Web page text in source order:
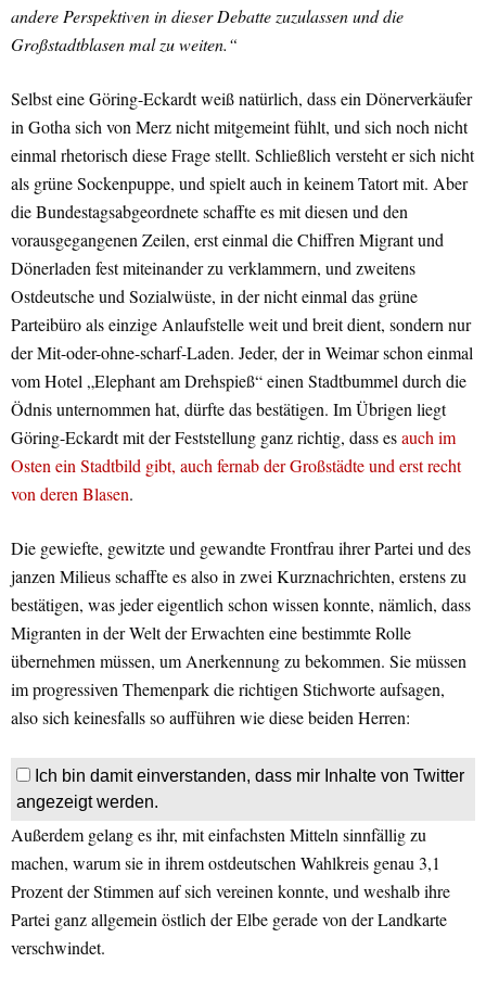
andere Perspektiven in dieser Debatte zuzulassen und die
Großstadtblasen mal zu weiten.“
Selbst eine Göring-Eckardt weiß natürlich, dass ein Dönerverkäufer
in Gotha sich von Merz nicht mitgemeint fühlt, und sich noch nicht
einmal rhetorisch diese Frage stellt. Schließlich versteht er sich nicht
als grüne Sockenpuppe, und spielt auch in keinem Tatort mit. Aber
die Bundestagsabgeordnete schaffte es mit diesen und den
vorausgegangenen Zeilen, erst einmal die Chiffren Migrant und
Dönerladen fest miteinander zu verklammern, und zweitens
Ostdeutsche und Sozialwüste, in der nicht einmal das grüne
Parteibüro als einzige Anlaufstelle weit und breit dient, sondern nur
der Mit-oder-ohne-scharf-Laden. Jeder, der in Weimar schon einmal
vom Hotel „Elephant am Drehspieß“ einen Stadtbummel durch die
Ödnis unternommen hat, dürfte das bestätigen. Im Übrigen liegt
Göring-Eckardt mit der Feststellung ganz richtig, dass esauch im
Osten ein Stadtbild gibt, auch fernab der Großstädte und erst recht
von deren Blasen.
Die gewiefte, gewitzte und gewandte Frontfrau ihrer Partei und des
janzen Milieus schaffte es also in zwei Kurznachrichten, erstens zu
bestätigen, was jeder eigentlich schon wissen konnte, nämlich, dass
Migranten in der Welt der Erwachten eine bestimmte Rolle
übernehmen müssen, um Anerkennung zu bekommen. Sie müssen
im progressiven Themenpark die richtigen Stichworte aufsagen,
also sich keinesfalls so aufführen wie diese beiden Herren:
Ich bin damit einverstanden, dass mir Inhalte von Twitter
angezeigt werden.
Außerdem gelang es ihr, mit einfachsten Mitteln sinnfällig zu
machen, warum sie in ihrem ostdeutschen Wahlkreis genau 3,1
Prozent der Stimmen auf sich vereinen konnte, und weshalb ihre
Partei ganz allgemein östlich der Elbe gerade von der Landkarte
verschwindet.